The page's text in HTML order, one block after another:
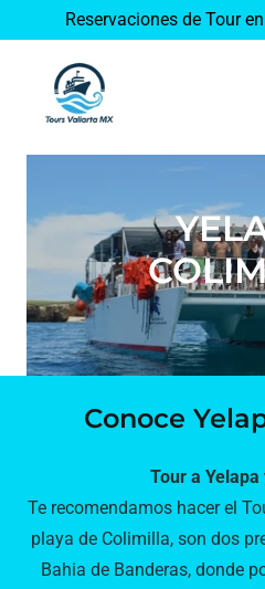
Reservaciones de Tour
Conoce
Tour a
Te recomendamos hacer el
playa de Colimilla, son dos
Bahia de Banderas, donde